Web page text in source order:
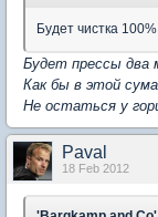
Будет чистка 100% .
Будет прессы два
Как бы в этой
Не остаться у
Paval
18 Feb 2012